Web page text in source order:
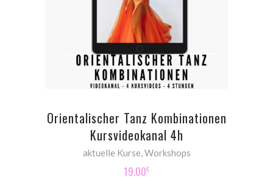
ADD TO CART
Orientalischer Tanz Kombinationen
Kursvideokanal 4h
aktuelle Kurse,Workshops
19.00€